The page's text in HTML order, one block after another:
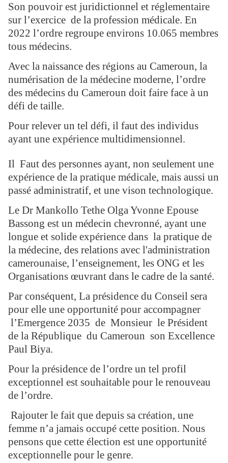
Son pouvoir est juridictionnel et réglementaire
sur l’exercice de la profession médicale. En
2022 l’ordre regroupe environs 10.065 membres
tous médecins.
Avec la naissance des régions au Cameroun, la
numérisation de la médecine moderne, l’ordre
des médecins du Cameroun doit faire face à un
défi de taille.
Pour relever un tel défi, il faut des individus
ayant une expérience multidimensionnel.
Il Faut des personnes ayant, non seulement une
expérience de la pratique médicale, mais aussi un
passé administratif, et une vison technologique.
Le Dr Mankollo Tethe Olga Yvonne Epouse
Bassong est un médecin chevronné, ayant une
longue et solide expérience dans la pratique de
la médecine, des relations avec l'administration
camerounaise, l’enseignement, les ONG et les
Organisations œuvrant dans le cadre de la santé.
Par conséquent, La présidence du Conseil sera
pour elle une opportunité pour accompagner
l’Emergence 2035 de Monsieur le Président
de la République du Cameroun son Excellence
Paul Biya.
Pour la présidence de l’ordre un tel profil
exceptionnel est souhaitable pour le renouveau
de l’ordre.
Rajouter le fait que depuis sa création, une
femme n’a jamais occupé cette position. Nous
pensons que cette élection est une opportunité
exceptionnelle pour le genre.